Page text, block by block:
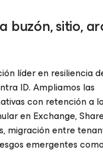
buzón, sitio,
líder en resiliencia
ID. Ampliamos las
con retención a
en Exchange,
migración entre
emergentes